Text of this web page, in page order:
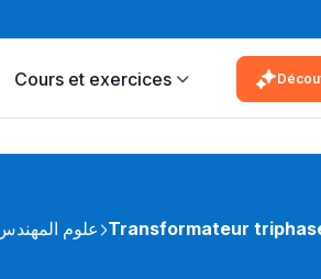
Cours et exercices
علوم المهندس Transformateur